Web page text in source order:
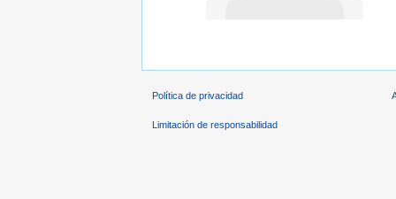
Política de privacidad
Limitación de responsabilidad